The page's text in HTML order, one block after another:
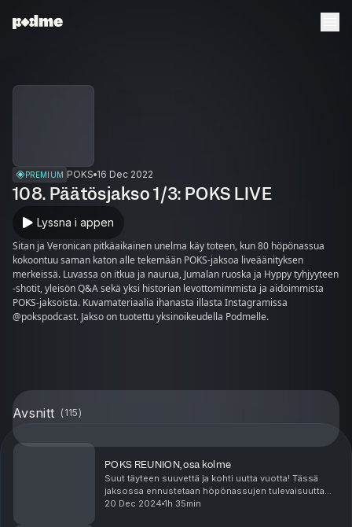
PREMIUM POKS 16 Dec 2022
108. Päätösjakso 1/3: POKS LIVE
Lyssna i appen
Sitan ja Veronican pitkäaikainen unelma käy toteen, kun 80 höpönassua
kokoontuu saman katon alle tekemään POKS-jaksoa liveäänityksen
merkeissä. Luvassa on itkua ja naurua, Jumalan ruoska ja Hyppy tyhjyyteen
-shotit, yleisön Q&A sekä yksi historian levottomimmista ja aidoimmista
POKS-jaksoista. Kuvamateriaalia ihanasta illasta Instagramissa
@pokspodcast. Jakso on tuotettu yksinoikeudella Podmelle.
Avsnitt ( 115)
POKS REUNION, osa kolme
Suut täyteen suuvettä ja kohti uutta vuotta! Tässä
jaksossa ennustetaan höpönassujen tulevaisuutta
horoskooppien muodossa, pohditaan
20 Dec 2024 1h 35min